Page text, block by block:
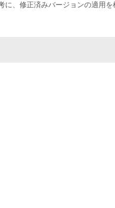
、修正済みバージョンの適用を